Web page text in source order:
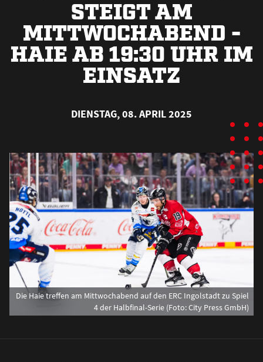
STEIGT AM
MITTWOCHABEND -
HAIE AB 19:30 UHR IM
EINSATZ
DIENSTAG, 08. APRIL 2025
Die Haie treffen am Mittwochabend auf den ERC Ingolstadt zu Spiel
4 der Halbfinal-Serie (Foto: City Press GmbH)